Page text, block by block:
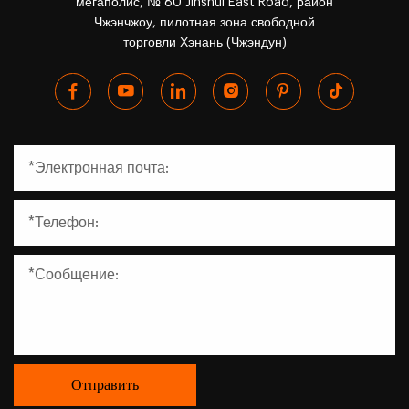
Чжэнчжоу, пилотная зона свободной
торговли Хэнань (Чжэндун)